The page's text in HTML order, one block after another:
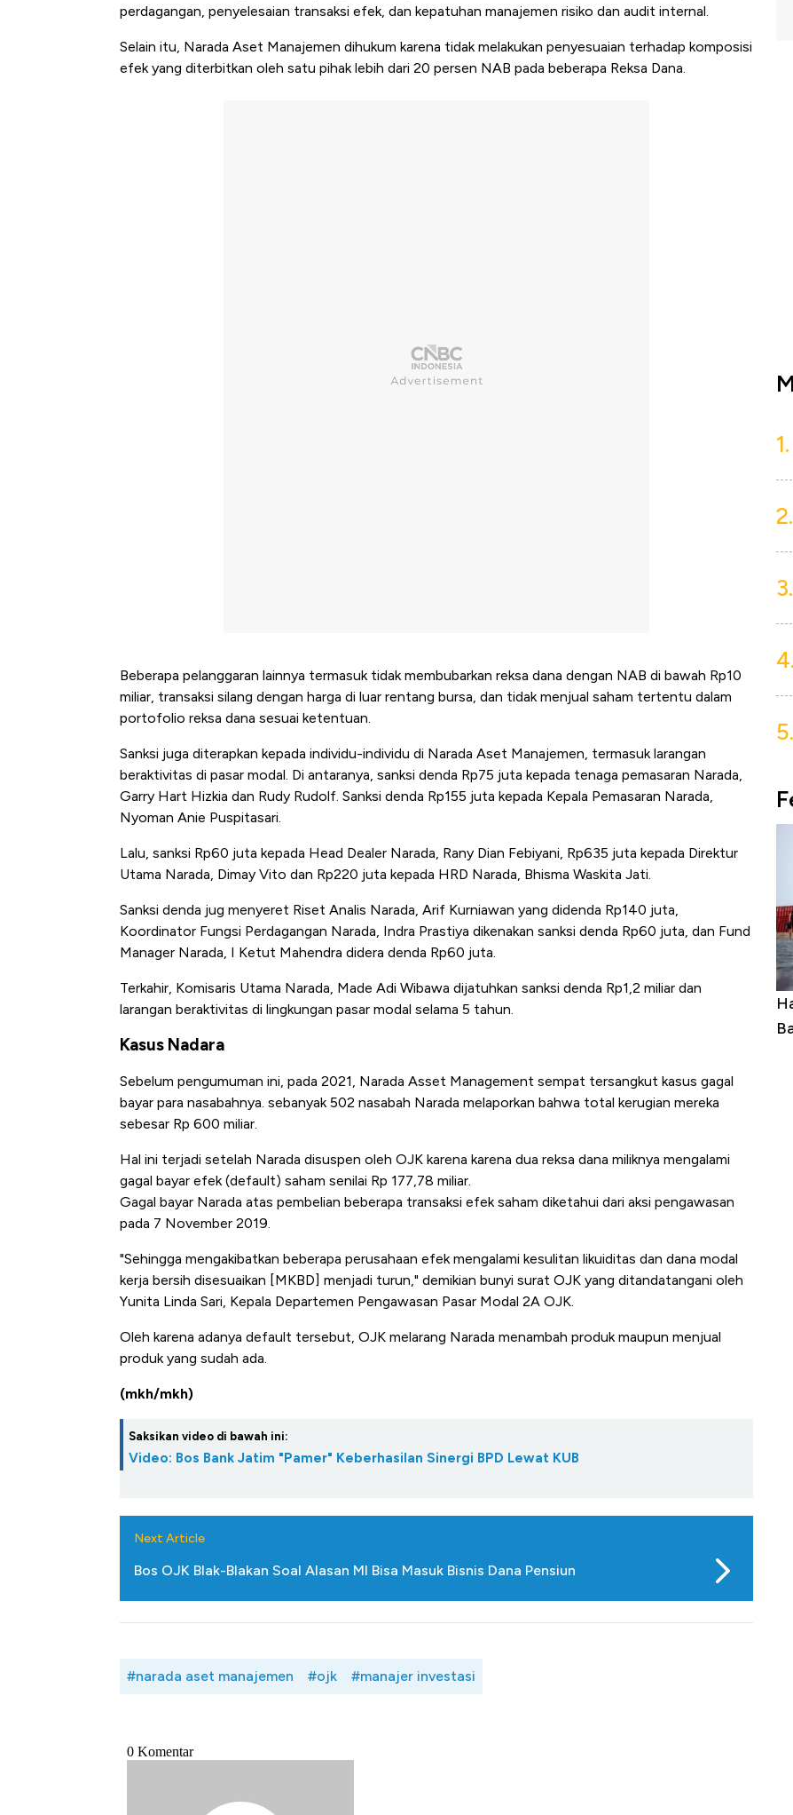
perdagangan, penyelesaian transaksi efek, dan kepatuhan manajemen risiko dan audit internal.
Selain itu, Narada Aset Manajemen dihukum karena tidak melakukan penyesuaian terhadap komposisi
efek yang diterbitkan oleh satu pihak lebih dari 20 persen NAB pada beberapa Reksa Dana.
Beberapa pelanggaran lainnya termasuk tidak membubarkan reksa dana dengan NAB di bawah Rp10
miliar, transaksi silang dengan harga di luar rentang bursa, dan tidak menjual saham tertentu dalam
portofolio reksa dana sesuai ketentuan.
Sanksi juga diterapkan kepada individu-individu di Narada Aset Manajemen, termasuk larangan
beraktivitas di pasar modal. Di antaranya, sanksi denda Rp75 juta kepada tenaga pemasaran Narada,
Garry Hart Hizkia dan Rudy Rudolf. Sanksi denda Rp155 juta kepada Kepala Pemasaran Narada,
Nyoman Anie Puspitasari.
Lalu, sanksi Rp60 juta kepada Head Dealer Narada, Rany Dian Febiyani, Rp635 juta kepada Direktur
Utama Narada, Dimay Vito dan Rp220 juta kepada HRD Narada, Bhisma Waskita Jati.
Sanksi denda jug menyeret Riset Analis Narada, Arif Kurniawan yang didenda Rp140 juta,
Koordinator Fungsi Perdagangan Narada, Indra Prastiya dikenakan sanksi denda Rp60 juta, dan Fund
Manager Narada, I Ketut Mahendra didera denda Rp60 juta.
Terkahir, Komisaris Utama Narada, Made Adi Wibawa dijatuhkan sanksi denda Rp1,2 miliar dan
larangan beraktivitas di lingkungan pasar modal selama 5 tahun.
Kasus Nadara
Sebelum pengumuman ini, pada 2021, Narada Asset Management sempat tersangkut kasus gagal
bayar para nasabahnya. sebanyak 502 nasabah Narada melaporkan bahwa total kerugian mereka
sebesar Rp 600 miliar.
Hal ini terjadi setelah Narada disuspen oleh OJK karena karena dua reksa dana miliknya mengalami
gagal bayar efek (default) saham senilai Rp 177,78 miliar.
Gagal bayar Narada atas pembelian beberapa transaksi efek saham diketahui dari aksi pengawasan
pada 7 November 2019.
"Sehingga mengakibatkan beberapa perusahaan efek mengalami kesulitan likuiditas dan dana modal
kerja bersih disesuaikan [MKBD] menjadi turun," demikian bunyi surat OJK yang ditandatangani oleh
Yunita Linda Sari, Kepala Departemen Pengawasan Pasar Modal 2A OJK.
Oleh karena adanya default tersebut, OJK melarang Narada menambah produk maupun menjual
produk yang sudah ada.
(mkh/mkh)
Saksikan video di bawah ini:
Video: Bos Bank Jatim "Pamer" Keberhasilan Sinergi BPD Lewat KUB
Next Article
Bos OJK Blak-Blakan Soal Alasan MI Bisa Masuk Bisnis Dana Pensiun
#narada aset manajemen #ojk #manajer investasi
1.
2.
3.
4.
5.
Ini Kekuatan Uang Embraer Kuasai
Harga Batu Bara
Baik Buat Pengusaha